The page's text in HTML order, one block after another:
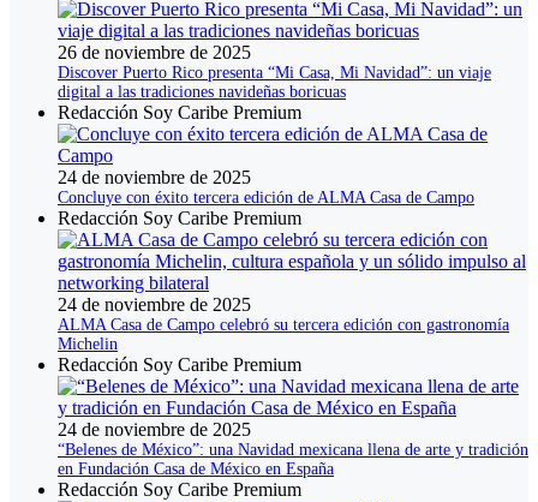
26 de noviembre de 2025
Discover Puerto Rico presenta “Mi Casa, Mi Navidad”: un viaje
digital a las tradiciones navideñas boricuas
Redacción Soy Caribe Premium
24 de noviembre de 2025
Concluye con éxito tercera edición de ALMA Casa de Campo
Redacción Soy Caribe Premium
24 de noviembre de 2025
ALMA Casa de Campo celebró su tercera edición con gastronomía
Michelin
Redacción Soy Caribe Premium
24 de noviembre de 2025
“Belenes de México”: una Navidad mexicana llena de arte y tradición
en Fundación Casa de México en España
Redacción Soy Caribe Premium